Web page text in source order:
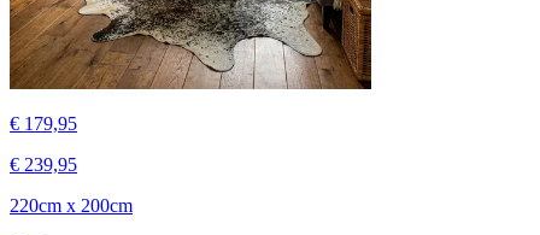
€ 179,95
€ 239,95
220cm x 200cm